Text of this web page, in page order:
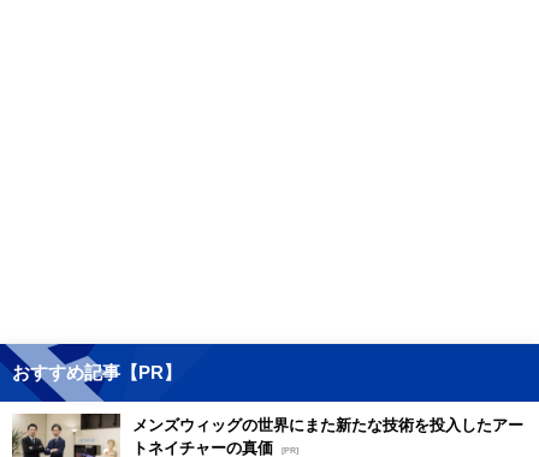
おすすめ記事【PR】
メンズウィッグの世界にまた新たな技術を投入したアー
トネイチャーの真価 [PR]